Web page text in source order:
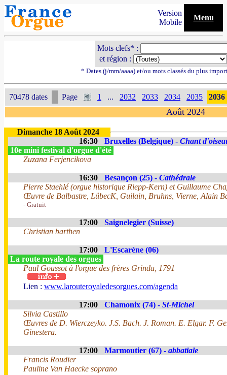
Version
Mobile
Menu
Mots clefs* :
et région :
* Dates (j/mm/aaaa) et/ou mots classés du plus
70478 dates Page 1 ... 2032 2033 2034 2035 2036
Août 2024
Dimanche 18 Août 2024
16:30
Bruxelles (Belgique) - Chant
10e mini festival d'orgue d'été
Zuzana Ferjencikova
16:30 Besançon (25) - Cathédrale
Pierre Staehlé (orgue historique Riepp-Kern) et Guillaume
Œuvre de Balbastre, LübecK, Guilain, Bruhns, Vierne, Alain
- Gratuit
17:00
Saignelegier (Suisse)
Christian barthen
17:00
L'Escarène (06)
La route royale des orgues
Paul Goussot à l'orgue des frères Grinda, 1791
Lien : www.larouteroyaledesorgues.com/agenda
17:00 Chamonix (74) - St-Michel
Silvia Castillo
Œuvres de D. Wierczeyko. J.S. Bach. J. Roman. E. Elgar. F.
Ginestera.
17:00 Marmoutier (67) - abbatiale
Francis Roudier
Pauline Van Haecke soprano